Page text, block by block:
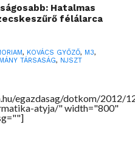
János Számítógép-
1985-től 1990-ig, majd
Hatalmas
félálarca
, KOVÁCS GYŐZŐ, M3,
TÁRSASÁG, NJSZT
egazdasag/dotkom/2012/
atyja/" width="800"